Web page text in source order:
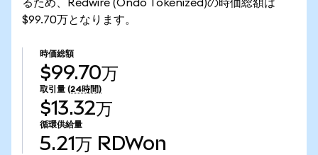
るため、Redwire (Ondo Tokenized)の時価総額は
$99.70万となります。
時価総額
$99.70万
取引量 (24時間)
$13.32万
循環供給量
5.21万 RDWon